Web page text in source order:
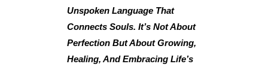
Unspoken Language That
Connects Souls. It’s Not About
Perfection But About Growing,
Healing, And Embracing Life’s